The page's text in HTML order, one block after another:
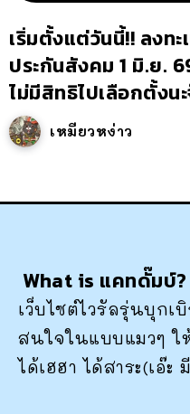
เริ่มตั้งแต่วันนี้!! ลงท
ประกันสังคม 1 มิ.ย.
ไม่มีสิทธิไปเลือกตั้งนะ
เหมียวหง่าว
What is แคทดั๊มบ์?
เว็บไซต์ไวรัลรุ่นบุกเ
สนใจในแบบแมวๆ
ได้เฮฮา ได้สาระ(เอ๊ะ